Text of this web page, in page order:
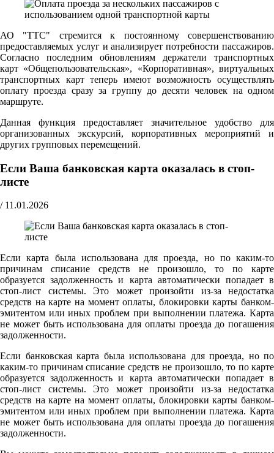
АО "ТТС" стремится к постоянному совершенствованию
предоставляемых услуг и анализирует потребности пассажиров.
Согласно последним обновлениям держатели транспортных
карт «Общепользовательская», «Корпоративная», виртуальных
транспортных карт теперь имеют возможность осуществлять
оплату проезда сразу за группу до десяти человек на одном
маршруте.
Данная функция предоставляет значительное удобство для
организованных экскурсий, корпоративных мероприятий и
других групповых перемещений.
Если Ваша банковская карта оказалась в стоп-
листе
/ 11.01.2026
Если карта была использована для проезда, но по каким-то
причинам списание средств не произошло, то по карте
образуется задолженность и карта автоматически попадает в
стоп-лист системы. Это может произойти из-за недостатка
средств на карте на момент оплаты, блокировки карты банком-
эмитентом или иных проблем при выполнении платежа. Карта
не может быть использована для оплаты проезда до погашения
задолженности.
Если банковская карта была использована для проезда, но по
каким-то причинам списание средств не произошло, то по карте
образуется задолженность и карта автоматически попадает в
стоп-лист системы. Это может произойти из-за недостатка
средств на карте на момент оплаты, блокировки карты банком-
эмитентом или иных проблем при выполнении платежа. Карта
не может быть использована для оплаты проезда до погашения
задолженности.